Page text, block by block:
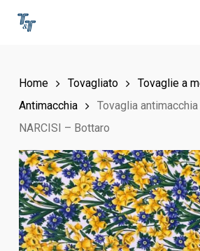
Home Tovagliato
Tovaglie a
Antimacchia
Tovaglia
NARCISI – Bottaro